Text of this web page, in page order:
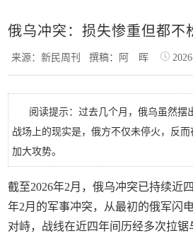
俄乌冲突：损失惨重但都不
来源：新民周刊撰稿：阿 晖
阅读提示：过去几个月，俄乌虽然摆
战场上的现实是，俄方不仅未停火，反
加大攻势。
截至2026年2月，俄乌冲突已持续近
年2月的军事冲突，从最初的俄军闪
对峙，战线在近四年间历经多次拉